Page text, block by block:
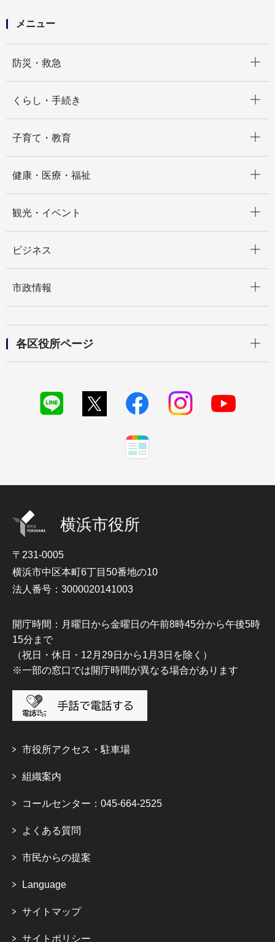
メニュー
防災・救急
くらし・手続き
子育て・教育
健康・医療・福祉
観光・イベント
ビジネス
市政情報
各区役所ページ
横浜市役所
〒231-0005
横浜市中区本町6丁目50番地の10
法人番号：3000020141003
開庁時間：月曜日から金曜日の午前8時45分から午後5時
15分まで
（祝日・休日・12月29日から1月3日を除く）
※一部の窓口では開庁時間が異なる場合があります
市役所アクセス・駐車場
組織案内
コールセンター：045-664-2525
よくある質問
市民からの提案
Language
サイトマップ
サイトポリシー